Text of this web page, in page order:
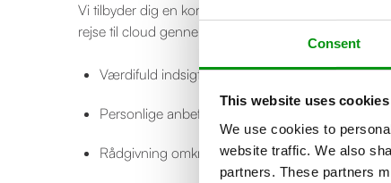
Consent
This website uses cookies
We use cookies to
website traffic. We also
partners. These partners
Vi tilbyder dig en kortlægning af dit IT-miljø, så du er
rejse til cloud gennem:
Værdifuld indsigt i din infrastruktur
Personlige anbefalinger for fremtidig driftsmodel
Rådgivning omkring omkostningsoptimering